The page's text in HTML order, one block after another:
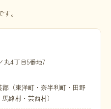
。
丸4丁目5番地7
（東洋町・奈半利町・田野
路村・芸西村）